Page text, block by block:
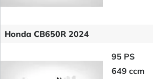
Honda CB650R 2024
95 PS
649 ccm